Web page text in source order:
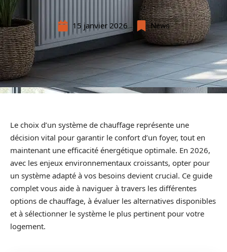
15 janvier 2026 News
Le choix d’un système de chauffage représente une
décision vital pour garantir le confort d’un foyer, tout en
maintenant une efficacité énergétique optimale. En 2026,
avec les enjeux environnementaux croissants, opter pour
un système adapté à vos besoins devient crucial. Ce guide
complet vous aide à naviguer à travers les différentes
options de chauffage, à évaluer les alternatives disponibles
et à sélectionner le système le plus pertinent pour votre
logement.